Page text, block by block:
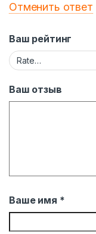
Отменить ответ
Ваш рейтинг
Ваш отзыв
Ваше имя *